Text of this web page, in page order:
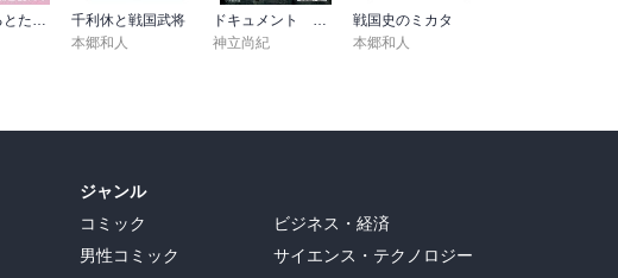
80代になるとたいていボケるか死ぬ。70代は神様から与えられた特別な時間
千利休と戦国武将
本郷和人
ドキュメント 軍人たちの戦後 ～証言・資料で辿る生還者の数奇な運命～（小学館新書）
神立尚紀
戦国史のミカタ
本郷和人
ジャンル
コミック
男性コミック
ビジネス・経済
サイエンス・テクノロジー